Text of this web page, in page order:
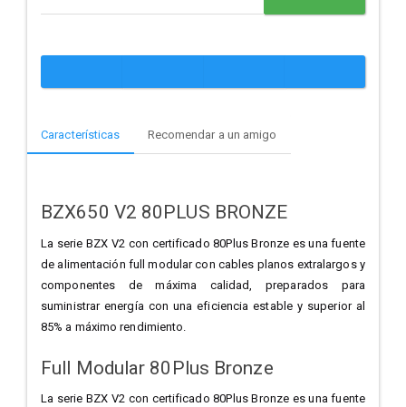
Características Recomendar a un amigo
BZX650 V2 80PLUS BRONZE
La serie BZX V2 con certificado 80Plus Bronze es una fuente
de alimentación full modular con cables planos extralargos y
componentes de máxima calidad, preparados para
suministrar energía con una eficiencia estable y superior al
85% a máximo rendimiento.
Full Modular 80Plus Bronze
La serie BZX V2 con certificado 80Plus Bronze es una fuente